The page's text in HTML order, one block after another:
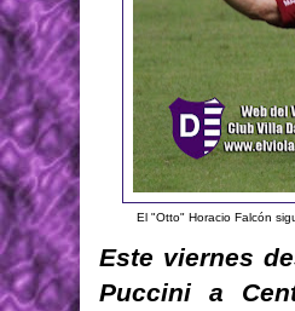
El "Otto" Horacio Falcón
Este viernes
Puccini a